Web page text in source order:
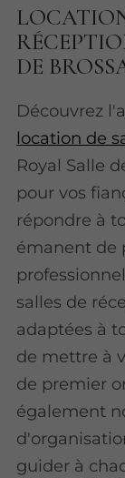
DE
Découvrez
location de
Royal Salle
pour vos
répondre à
émanent de
salles de
adaptées à
de mettre à
de premier
également
guider à